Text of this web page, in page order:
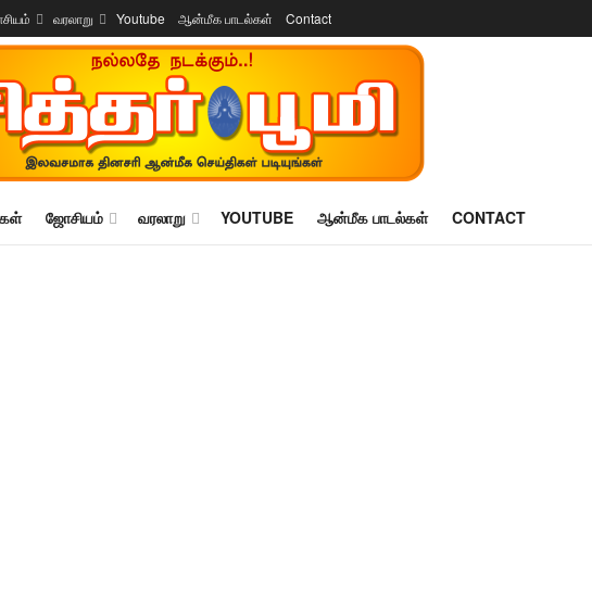
வரலாறு Youtube ஆன்மீக பாடல்கள் Contact
ஜோசியம் வரலாறு YOUTUBE ஆன்மீக பாடல்கள் CONTACT